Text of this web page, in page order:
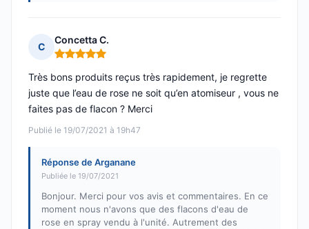
C
Concetta C.
Note : 5 sur 5
Publié le 19/07/2021 à 19h47
Très bons produits reçus très rapidement, je regrette
juste que l’eau de rose ne soit qu’en atomiseur , vous ne
faites pas de flacon ? Merci
Réponse de Arganane
Publiée le 19/07/2021
Bonjour. Merci pour vos avis et commentaires. En ce
moment nous n'avons que des flacons d'eau de
rose en spray vendu à l'unité. Autrement des